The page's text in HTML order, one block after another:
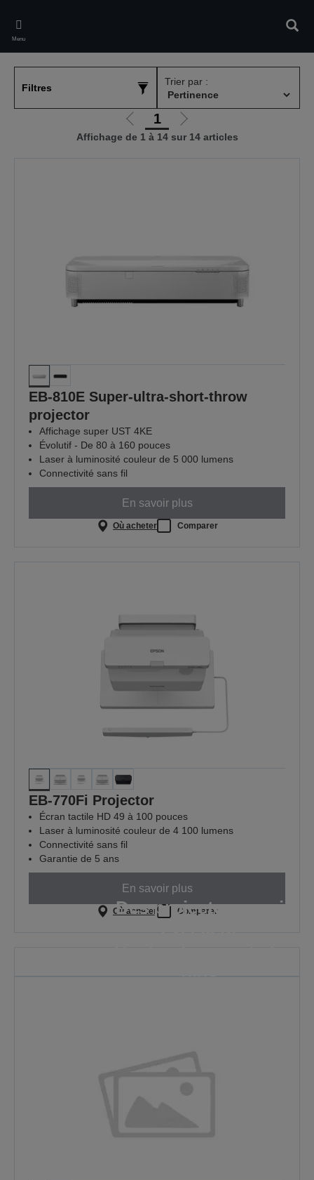
main
content
Menu
Filtres
Trier par :
Aller
à
1
Aller
à
Affichage de 1 à 14 sur 14 articles
EB-810E Super-ultra-short-throw
projector
Affichage super UST 4KE
Évolutif - De 80 à 160 pouces
Laser à luminosité couleur de 5 000 lumens
Connectivité sans fil
En savoir plus
Où acheter Comparer
EB-770Fi Projector
Écran tactile HD 49 à 100 pouces
Laser à luminosité couleur de 4 100 lumens
Connectivité sans fil
Garantie de 5 ans
En savoir plus
Où acheter Comparer
Des projecteurs qui